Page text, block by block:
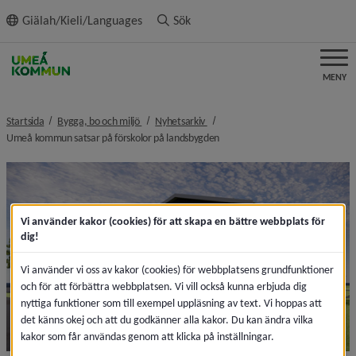
innehållet
Giälah/Kieli/Languages Sök
MENY
Startsida Bygga, bo och miljö nivå i brödsmulenavigeringen
Nyhetsarkiv nivå i brödsmulenavigeringen
Umeå kommun satsar på förskolor på landsbygdennivå i brödsmulenavigeringen
Vi använder kakor (cookies) för att skapa en bättre webbplats för
dig!
Vi använder vi oss av kakor (cookies) för webbplatsens grundfunktioner
och för att förbättra webbplatsen. Vi vill också kunna erbjuda dig
nyttiga funktioner som till exempel uppläsning av text. Vi hoppas att
det känns okej och att du godkänner alla kakor. Du kan ändra vilka
kakor som får användas genom att klicka på inställningar.